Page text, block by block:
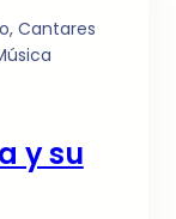
y su